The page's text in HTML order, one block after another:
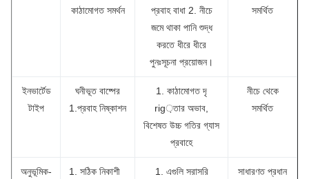
কাঠামোগত সমর্থন
প্রবাহ বাধা 2. নীচে
জমে থাকা পানি শুদ্ধ
করতে ধীরে ধীরে
পুনঃসূচনা প্রয়োজন।
সমর্থিত
ইনভার্টেড
টাইপ
ঘনীভূত বাষ্পের
1.প্রবাহ নিষ্কাশন
1. কাঠামোগত দৃ
rig়তার অভাব,
বিশেষত উচ্চ গতির গ্যাস
প্রবাহে
নীচে থেকে
সমর্থিত
অনুভূমিক-
1. সঠিক নিকাশী
1. এগুলি সরাসরি
সাধারণত প্রধান